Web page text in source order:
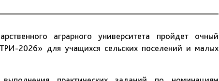
аграрного университета пройдет очный
2026» для учащихся сельских поселений и малых